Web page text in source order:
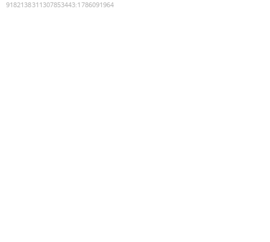
9182138311307853443:1786091964